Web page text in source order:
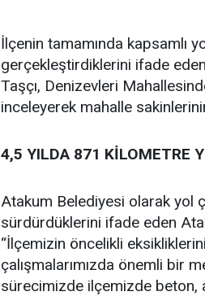
İlçenin tamamında kapsamlı
gerçekleştirdiklerini ifade
Taşçı, Denizevleri
inceleyerek mahalle
4,5 YILDA 871 KİLOMETRE
Atakum Belediyesi olarak yol
sürdürdüklerini ifade eden
“İlçemizin öncelikli
çalışmalarımızda önemli bir
sürecimizde ilçemizde beton,